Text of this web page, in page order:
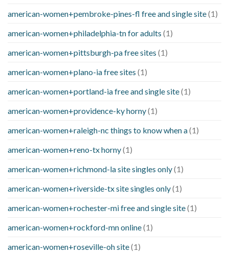
american-women+pembroke-pines-fl free and single site(1)
american-women+philadelphia-tn for adults (1)
american-women+pittsburgh-pa free sites (1)
american-women+plano-ia free sites (1)
american-women+portland-ia free and single site(1)
american-women+providence-ky horny(1)
american-women+raleigh-nc things to know when a(1)
american-women+reno-tx horny(1)
american-women+richmond-la site singles only(1)
american-women+riverside-tx site singles only(1)
american-women+rochester-mi free and single site(1)
american-women+rockford-mn online(1)
american-women+roseville-oh site(1)